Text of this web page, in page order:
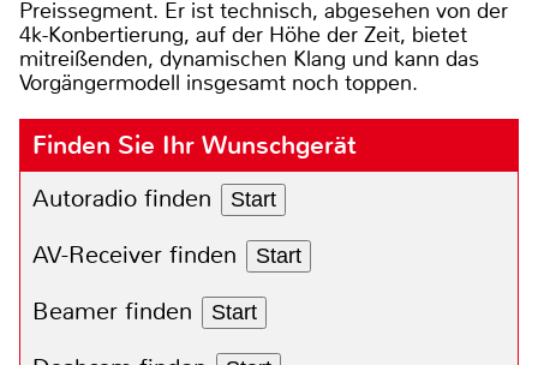
Preissegment. Er ist technisch, abgesehen von der
4k-Konbertierung, auf der Höhe der Zeit, bietet
mitreißenden, dynamischen Klang und kann das
Vorgängermodell insgesamt noch toppen.
Finden Sie Ihr Wunschgerät
Autoradio finden Start
AV-Receiver finden Start
Beamer finden Start